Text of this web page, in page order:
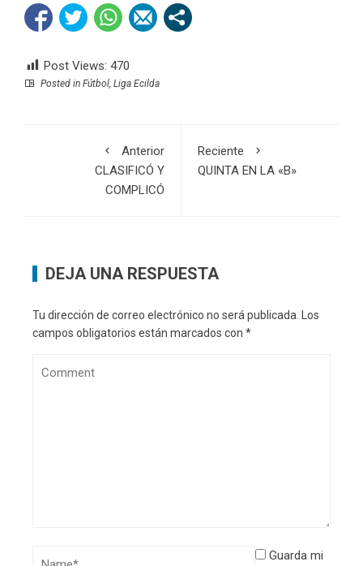
Post Views: 470
Posted in Fútbol Liga Ecilda
Anterior
CLASIFICÓ Y
COMPLICÓ
Reciente
QUINTA EN LA «B»
DEJA UNA RESPUESTA
Tu dirección de correo electrónico no será publicada. Los
campos obligatorios están marcados con *
Guarda mi